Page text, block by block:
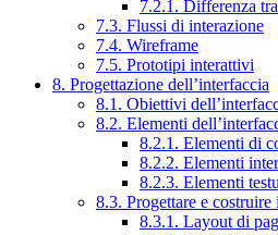
7.2.1. Differenza
7.3. Flussi di interazione
7.4. Wireframe
7.5. Prototipi interattivi
8. Progettazione dell’interfaccia
8.1. Obiettivi
8.2. Elementi
8.2.1. Elementi di
8.2.2. Elementi
8.2.3. Elementi
8.3. Progettare e costruire
8.3.1. Layout di